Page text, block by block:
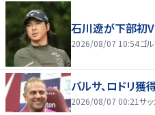
石川遼が下部初
2026/08/07 10:54ゴ
バルサ、ロドリ
2026/08/07 00:21サ